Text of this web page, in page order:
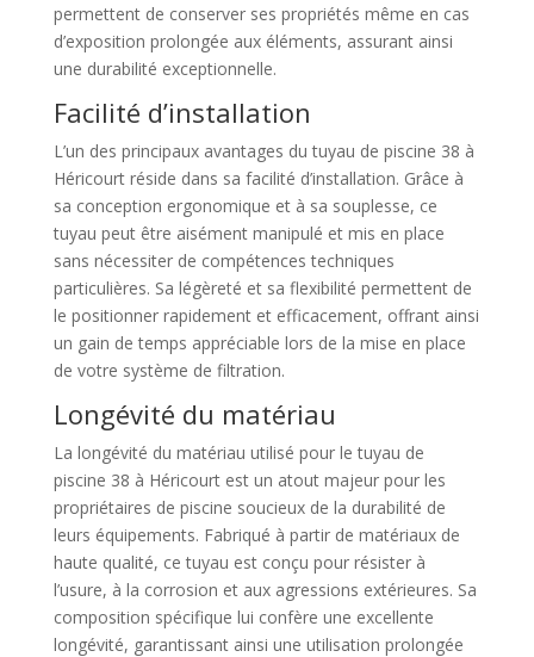
permettent de conserver ses propriétés même en cas
d’exposition prolongée aux éléments, assurant ainsi
une durabilité exceptionnelle.
Facilité d’installation
L’un des principaux avantages du tuyau de piscine 38 à
Héricourt réside dans sa facilité d’installation. Grâce à
sa conception ergonomique et à sa souplesse, ce
tuyau peut être aisément manipulé et mis en place
sans nécessiter de compétences techniques
particulières. Sa légèreté et sa flexibilité permettent de
le positionner rapidement et efficacement, offrant ainsi
un gain de temps appréciable lors de la mise en place
de votre système de filtration.
Longévité du matériau
La longévité du matériau utilisé pour le tuyau de
piscine 38 à Héricourt est un atout majeur pour les
propriétaires de piscine soucieux de la durabilité de
leurs équipements. Fabriqué à partir de matériaux de
haute qualité, ce tuyau est conçu pour résister à
l’usure, à la corrosion et aux agressions extérieures. Sa
composition spécifique lui confère une excellente
longévité, garantissant ainsi une utilisation prolongée